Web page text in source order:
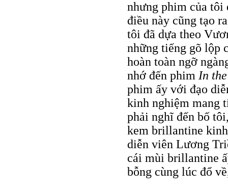
nhưng phim của tôi
điều này cũng tạo
tôi đã dựa theo
những tiếng gõ lộp
hoàn toàn ngỡ
nhớ đến phim In
phim ấy với đạo
kinh nghiệm mang
phải nghĩ đến bố
kem brillantine
diễn viên Lương
cái mùi brillantine
bỗng cùng lúc đổ